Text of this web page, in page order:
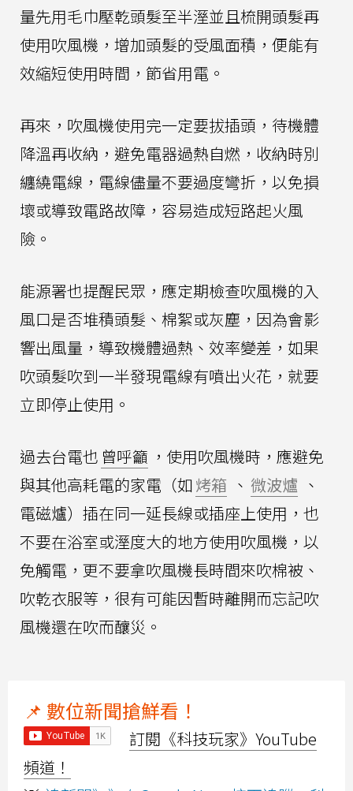
量先用毛巾壓乾頭髮至半溼並且梳開頭髮再
使用吹風機，增加頭髮的受風面積，便能有
效縮短使用時間，節省用電。
再來，吹風機使用完一定要拔插頭，待機體
降溫再收納，避免電器過熱自燃，收納時別
纏繞電線，電線儘量不要過度彎折，以免損
壞或導致電路故障，容易造成短路起火風
險。
能源署也提醒民眾，應定期檢查吹風機的入
風口是否堆積頭髮、棉絮或灰塵，因為會影
響出風量，導致機體過熱、效率變差，如果
吹頭髮吹到一半發現電線有噴出火花，就要
立即停止使用。
過去台電也 曾呼籲 ，使用吹風機時，應避免
與其他高耗電的家電（如烤箱 、 微波爐 、
電磁爐）插在同一延長線或插座上使用，也
不要在浴室或溼度大的地方使用吹風機，以
免觸電，更不要拿吹風機長時間來吹棉被、
吹乾衣服等，很有可能因暫時離開而忘記吹
風機還在吹而釀災。
📌 數位新聞搶鮮看！
訂閱《科技玩家》YouTube
頻道！